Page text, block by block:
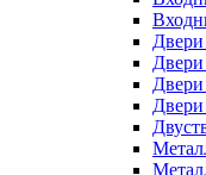
Двери